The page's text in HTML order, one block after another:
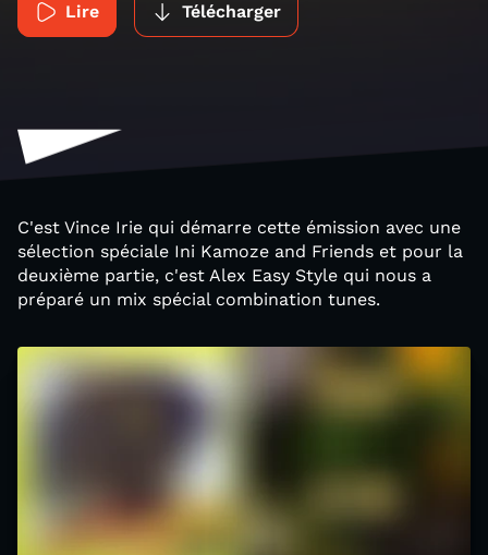
Lire Télécharger
C'est Vince Irie qui démarre cette émission avec une
sélection spéciale Ini Kamoze and Friends et pour la
deuxième partie, c'est Alex Easy Style qui nous a
préparé un mix spécial combination tunes.